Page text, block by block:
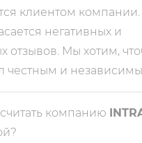
клиентом
негативных и
отзывов. Мы хотим,
честным и
компанию